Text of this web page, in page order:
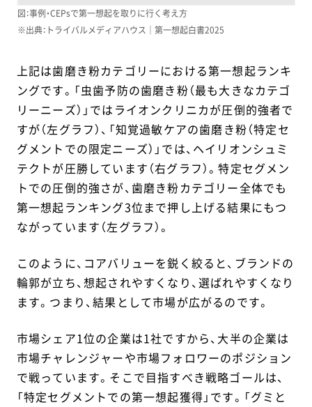
図：事例・CEPsで第一想起を取りに行く考え方
※出典：トライバルメディアハウス｜第一想起白書2025
上記は歯磨き粉カテゴリーにおける第一想起ランキ
ングです。「虫歯予防の歯磨き粉（最も大きなカテゴ
リーニーズ）」ではライオンクリニカが圧倒的強者で
すが（左グラフ）、「知覚過敏ケアの歯磨き粉（特定セ
グメントでの限定ニーズ）」では、ヘイリオンシュミ
テクトが圧勝しています（右グラフ）。特定セグメン
トでの圧倒的強さが、歯磨き粉カテゴリー全体でも
第一想起ランキング3位まで押し上げる結果にもつ
ながっています（左グラフ）。
このように、コアバリューを鋭く絞ると、ブランドの
輪郭が立ち、想起されやすくなり、選ばれやすくなり
ます。つまり、結果として市場が広がるのです。
市場シェア1位の企業は1社ですから、大半の企業は
市場チャレンジャーや市場フォロワーのポジション
で戦っています。そこで目指すべき戦略ゴールは、
「特定セグメントでの第一想起獲得」です。「グミと